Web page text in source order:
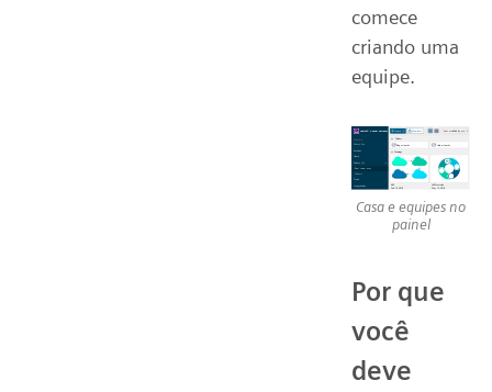
comece
criando uma
equipe.
Casa e equipes no
painel
Por que
você
deve